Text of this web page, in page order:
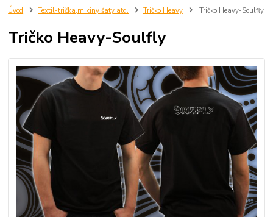
Úvod Textil-trička,mikiny šaty atd. Tričko Heavy Tričko Heavy-Soulfly
Tričko Heavy-Soulfly